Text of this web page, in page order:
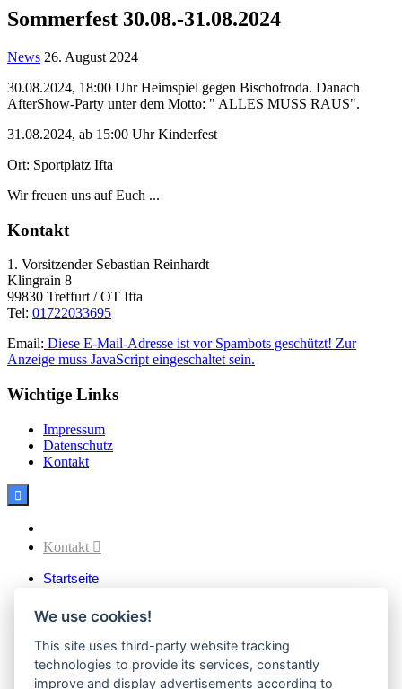
Sommerfest 30.08.-31.08.2024
News 26. August 2024
30.08.2024, 18:00 Uhr Heimspiel gegen Bischofroda. Danach
AfterShow-Party unter dem Motto: " ALLES MUSS RAUS".
31.08.2024, ab 15:00 Uhr Kinderfest
Ort: Sportplatz Ifta
Wir freuen uns auf Euch ...
Kontakt
1. Vorsitzender Sebastian Reinhardt
Klingrain 8
99830 Treffurt / OT Ifta
Tel: 01722033695
Email: Diese E-Mail-Adresse ist vor Spambots geschützt! Zur
Anzeige muss JavaScript eingeschaltet sein.
Wichtige Links
Impressum
Datenschutz
Kontakt

Kontakt 
Startseite
Verein
Vereinsvorstand
Vereinssatzung
Vereinsgeschichte
Downloads
We use cookies!
This site uses third-party website tracking
technologies to provide its services, constantly
improve and display advertisements according to